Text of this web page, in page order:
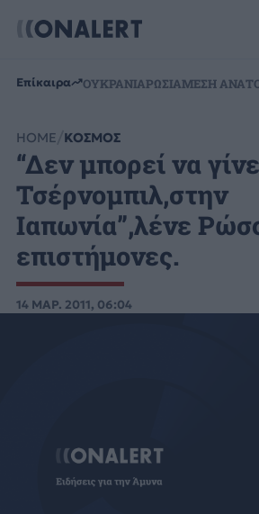
Επίκαιρα ΟΥΚΡΑΝΙΑΡΩΣΙΑΜΕΣΗ
HOME ΚΟΣΜΟΣ
“Δεν μπορεί να
Τσέρνομπιλ,στην
Ιαπωνία”,λένε
επιστήμονες.
14 ΜΑΡ. 2011, 06:04